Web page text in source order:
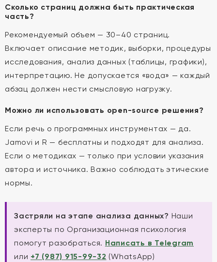
Сколько страниц должна быть практическая
часть?
Рекомендуемый объем — 30–40 страниц.
Включает описание методик, выборки, процедуры
исследования, анализ данных (таблицы, графики),
интерпретацию. Не допускается «вода» — каждый
абзац должен нести смысловую нагрузку.
Можно ли использовать open-source решения?
Если речь о программных инструментах — да.
Jamovi и R — бесплатны и подходят для анализа.
Если о методиках — только при условии указания
автора и источника. Важно соблюдать этические
нормы.
Застряли на этапе анализа данных? Наши
эксперты по Организационная психология
помогут разобраться. Написать в Telegram
или +7 (987) 915-99-32 (WhatsApp)